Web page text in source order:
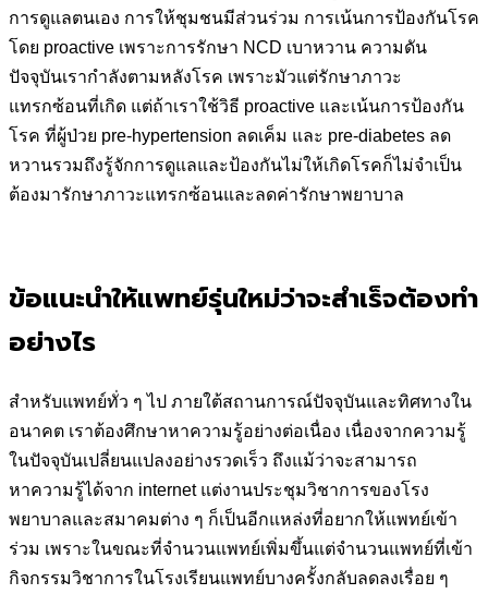
การดูแลตนเอง การให้ชุมชนมีส่วนร่วม การเน้นการป้องกันโรค
โดย proactive เพราะการรักษา NCD เบาหวาน ความดัน
ปัจจุบันเรากำลังตามหลังโรค เพราะมัวแต่รักษาภาวะ
แทรกซ้อนที่เกิด แต่ถ้าเราใช้วิธี proactive และเน้นการป้องกัน
โรค ที่ผู้ป่วย pre-hypertension ลดเค็ม และ pre-diabetes ลด
หวานรวมถึงรู้จักการดูแลและป้องกันไม่ให้เกิดโรคก็ไม่จำเป็น
ต้องมารักษาภาวะแทรกซ้อนและลดค่ารักษาพยาบาล
ข้อแนะนำให้แพทย์รุ่นใหม่ว่าจะสำเร็จต้องทำ
อย่างไร
สำหรับแพทย์ทั่ว ๆ ไป ภายใต้สถานการณ์ปัจจุบันและทิศทางใน
อนาคต เราต้องศึกษาหาความรู้อย่างต่อเนื่อง เนื่องจากความรู้
ในปัจจุบันเปลี่ยนแปลงอย่างรวดเร็ว ถึงแม้ว่าจะสามารถ
หาความรู้ได้จาก internet แต่งานประชุมวิชาการของโรง
พยาบาลและสมาคมต่าง ๆ ก็เป็นอีกแหล่งที่อยากให้แพทย์เข้า
ร่วม เพราะในขณะที่จำนวนแพทย์เพิ่มขึ้นแต่จำนวนแพทย์ที่เข้า
กิจกรรมวิชาการในโรงเรียนแพทย์บางครั้งกลับลดลงเรื่อย ๆ